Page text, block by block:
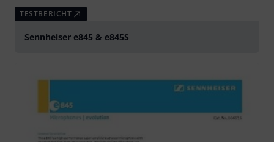
TESTBERICHT
Sennheiser e845 & e845S